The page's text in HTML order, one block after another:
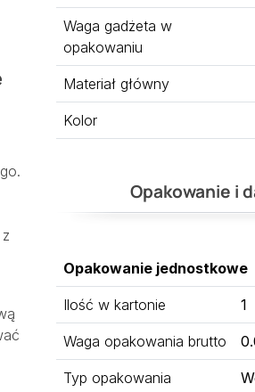
.
Waga gadżeta w
opakowaniu
Materiał główny
Kolor
Opakowanie i
Opakowanie jednostkowe
Ilość w kartonie 1
Waga opakowania brutto
Typ opakowania